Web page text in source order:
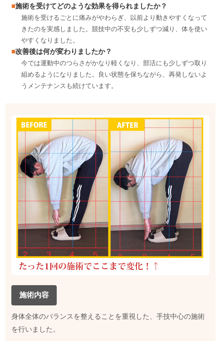
施術を受けてどのような効果を得られましたか？
施術を受けるごとに痛みがやわらぎ、以前より動きやすくなって
きたのを実感しました。競技中の不安も少しずつ減り、体を使い
やすくなりました。
改善後は何が変わりましたか？
今では運動中のつらさがかなり軽くなり、部活にも少しずつ取り
組めるようになりました。良い状態を保ちながら、再発しないよ
うメンテナンスも続けています。
施術内容
身体全体のバランスを整えることを重視した、手技中心の施術
を行いました。